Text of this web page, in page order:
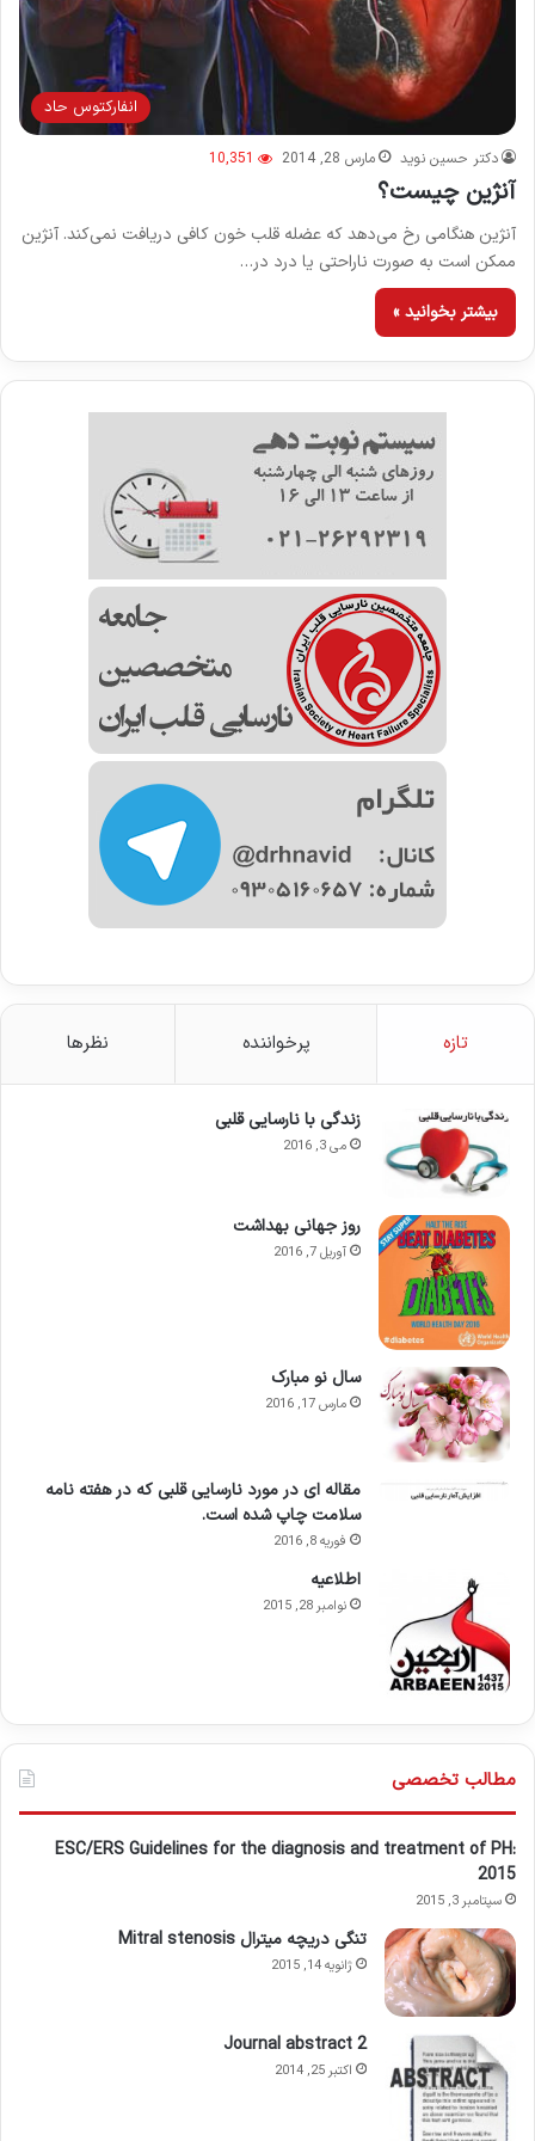
انفاركتوس حاد
دکتر حسین نوید مارس 28, 2014 10,351
آنژین چیست؟
آنژین هنگامی رخ می‌دهد که عضله قلب خون کافی دریافت نمی‌کند. آنژین
ممکن است به صورت ناراحتی یا درد در…
بیشتر بخوانید »
تازه پرخواننده نظرها
زندگی با نارسایی قلبی
می 3, 2016
روز جهانی بهداشت
آوریل 7, 2016
سال نو مبارک
مارس 17, 2016
مقاله ای در مورد نارسایی قلبی که در هفته نامه
سلامت چاپ شده است.
فوریه 8, 2016
اطلاعيه
نوامبر 28, 2015
مطالب تخصصی
ESC/ERS Guidelines for the diagnosis and treatment of PH:
2015
سپتامبر 3, 2015
تنگی دریچه میترال Mitral stenosis
ژانویه 14, 2015
Journal abstract 2
اکتبر 25, 2014